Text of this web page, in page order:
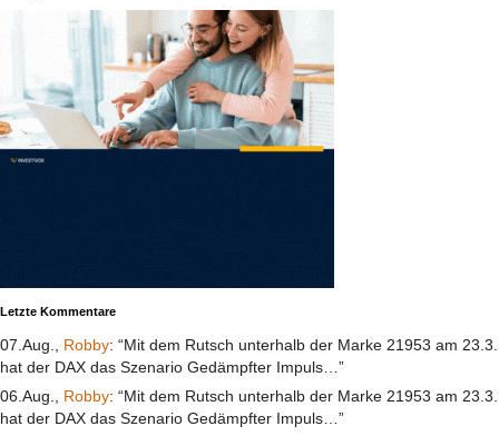
Letzte Kommentare
07.Aug., Robby: “Mit dem Rutsch unterhalb der Marke 21953 am 23.3.
hat der DAX das Szenario Gedämpfter Impuls…”
06.Aug., Robby: “Mit dem Rutsch unterhalb der Marke 21953 am 23.3.
hat der DAX das Szenario Gedämpfter Impuls…”